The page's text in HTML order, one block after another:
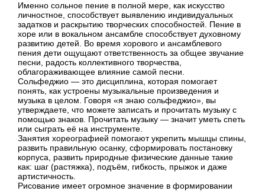
Именно сольное пение в полной мере, как искусство
личностное, способствует выявлению индивидуальных
задатков и раскрытию творческих способностей. Пение в
хоре или в вокальном ансамбле способствует духовному
развитию детей. Во время хорового и ансамблевого
пения дети ощущают ответственность за общее звучание
песни, радость коллективного творчества,
облагораживающее влияние самой песни.
Сольфеджио — это дисциплина, которая помогает
понять, как устроены музыкальные произведения и
музыка в целом. Говоря «я знаю сольфеджио», вы
утверждаете, что можете записать и прочитать музыку с
помощью знаков. Прочитать музыку — значит уметь спеть
или сыграть её на инструменте.
Занятия хореографией помогают укрепить мышцы спины,
развить правильную осанку, сформировать постановку
корпуса, развить природные физические данные такие
как: шаг (растяжка), подъём, гибкость, прыжок и даже
артистичность.
Рисование имеет огромное значение в формировании